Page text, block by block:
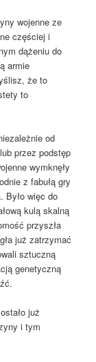
wojenne ze
częściej i
dążeniu do
armie
że to
to
od
przez podstęp
wymknęły
z fabułą gry
Było więc do
kulą skalną
przyszła
już zatrzymać
sztuczną
genetyczną
już
i tym